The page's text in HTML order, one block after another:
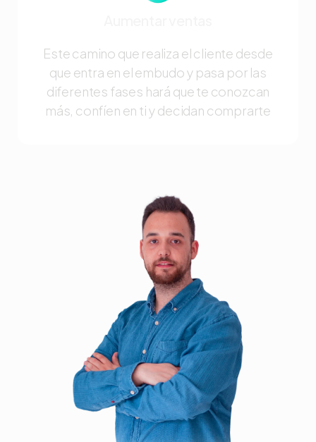
Este camino que realiza el cliente desde
que entra en el embudo y pasa por las
diferentes fases hará que te conozcan
más, confíen en ti y decidan comprarte